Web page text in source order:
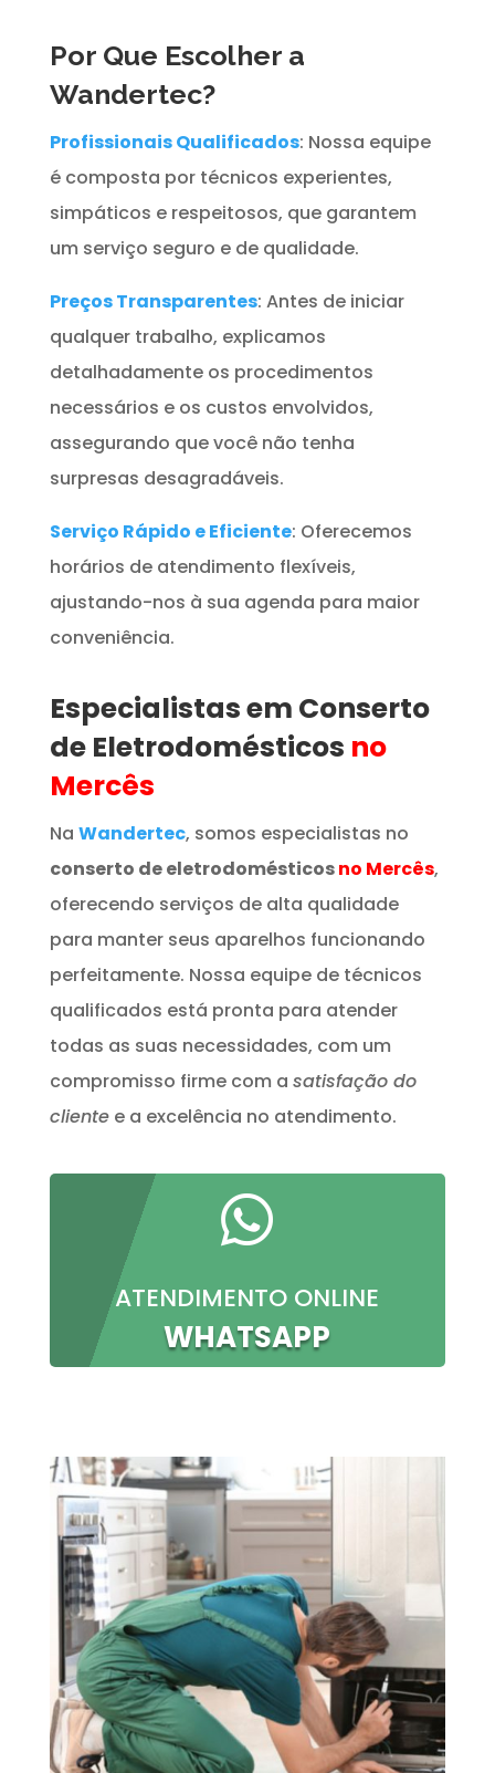
Por Que Escolher a
Wandertec?
Profissionais Qualificados: Nossa equipe
é composta por técnicos experientes,
simpáticos e respeitosos, que garantem
um serviço seguro e de qualidade.
Preços Transparentes: Antes de iniciar
qualquer trabalho, explicamos
detalhadamente os procedimentos
necessários e os custos envolvidos,
assegurando que você não tenha
surpresas desagradáveis.
Serviço Rápido e Eficiente: Oferecemos
horários de atendimento flexíveis,
ajustando-nos à sua agenda para maior
conveniência.
Especialistas em Conserto
de Eletrodomésticos no
Mercês
Na Wandertec, somos especialistas no
conserto de eletrodomésticosno Mercês,
oferecendo serviços de alta qualidade
para manter seus aparelhos funcionando
perfeitamente. Nossa equipe de técnicos
qualificados está pronta para atender
todas as suas necessidades, com um
compromisso firme com a satisfação do
clientee a excelência no atendimento.

ATENDIMENTO ONLINE
WHATSAPP